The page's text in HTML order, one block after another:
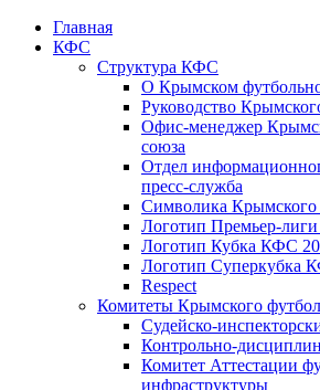
Главная
КФС
Структура КФС
О Крымском
Руководство
Офис-менеджер
союза
Отдел
пресс-служба
Символика Крымского
Логотип Премьер-
Логотип Кубка КФС
Логотип Суперкубка
Respect
Комитеты Крымского
Судейско-
Контрольно-
Комитет Аттестации
инфраструктуры